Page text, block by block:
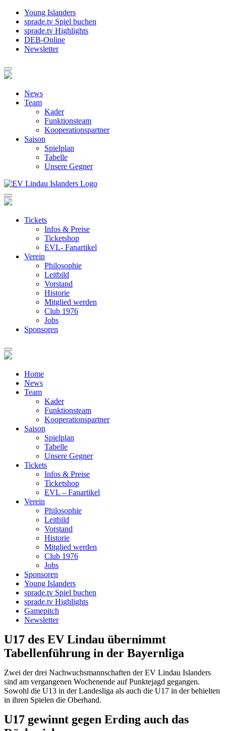
Young Islanders
sprade.tv Spiel buchen
sprade.tv Highlights
DEB-Online
Newsletter
News
Team
Kader
Funktionsteam
Kooperationspartner
Saison
Spielplan
Tabelle
Unsere Gegner
Tickets
Infos & Preise
Ticketshop
EVL- Fanartikel
Verein
Philosophie
Leitbild
Vorstand
Historie
Mitglied werden
Club 1976
Jobs
Sponsoren
Home
News
Team
Kader
Funktionsteam
Kooperationspartner
Saison
Spielplan
Tabelle
Unsere Gegner
Tickets
Infos & Preise
Ticketshop
EVL – Fanartikel
Verein
Philosophie
Leitbild
Vorstand
Historie
Mitglied werden
Club 1976
Jobs
Sponsoren
Young Islanders
sprade.tv Spiel buchen
sprade.tv Highlights
Gamepitch
Newsletter
U17 des EV Lindau übernimmt
Tabellenführung in der Bayernliga
Zwei der drei Nachwuchsmannschaften der EV Lindau Islanders
sind am vergangenen Wochenende auf Punktejagd gegangen.
Sowohl die U13 in der Landesliga als auch die U17 in der behielten
in ihren Spielen die Oberhand.
U17 gewinnt gegen Erding auch das